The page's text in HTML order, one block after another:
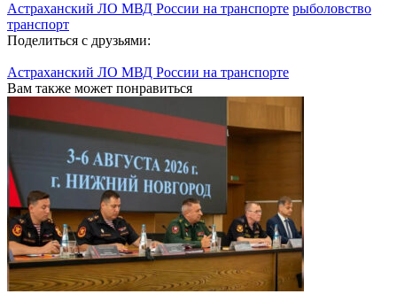
Астраханский ЛО МВД России на транспорте рыболовство
транспорт
Поделиться с друзьями:
Астраханский ЛО МВД России на транспорте
Вам также может понравиться